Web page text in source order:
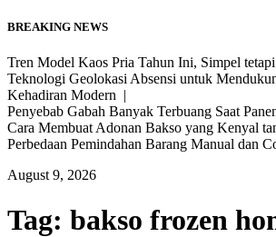
BREAKING NEWS
Tren Model Kaos Pria Tahun Ini, Simpel
Teknologi Geolokasi Absensi untuk
Kehadiran Modern |
Penyebab Gabah Banyak Terbuang Saat
Cara Membuat Adonan Bakso yang Kenyal
Perbedaan Pemindahan Barang Manual dan
August 9, 2026
Tag: bakso frozen